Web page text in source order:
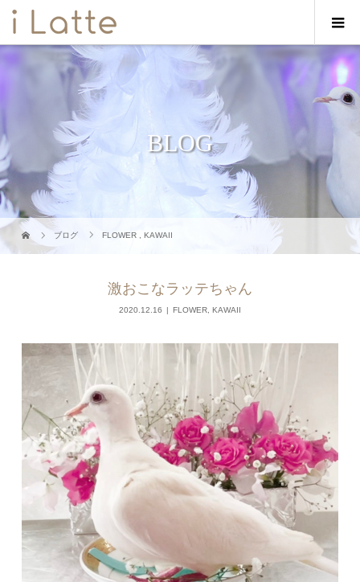
BLOG
ブログ FLOWER ,KAWAII
激おこなラッテちゃん
2020.12.16 FLOWER KAWAII